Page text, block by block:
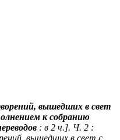
вышедших в свет
к собранию
: в 2 ч.]. Ч. 2 :
вышедших в свет с